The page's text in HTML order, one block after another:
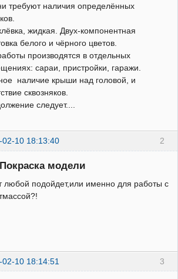
требуют наличия определённых
жидкая. Двух-компонентная
белого и чёрного цветов.
производятся в отдельных
сараи, пристройки, гаражи.
наличие крыши над головой, и
сквозняков.
следует....
2
02-10 18:13:40
модели
любой подойдет,или именно для работы с
3
02-10 18:14:51